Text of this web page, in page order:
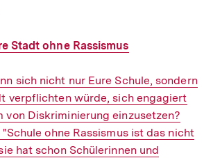
Stadt ohne Rassismus
sich nicht nur Eure Schule, sondern
verpflichten würde, sich engagiert
von Diskriminierung einzusetzen?
ohne Rassismus ist das nicht
hat schon Schülerinnen und